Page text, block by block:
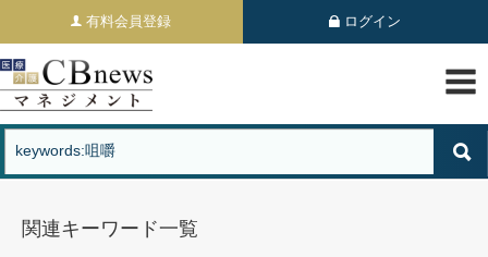
有料会員登録 ログイン
関連キーワード一覧